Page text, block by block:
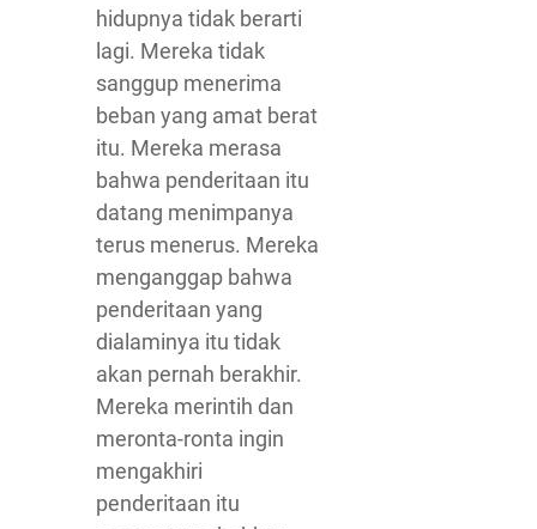
hidupnya tidak berarti
lagi. Mereka tidak
sanggup menerima
beban yang amat berat
itu. Mereka merasa
bahwa penderitaan itu
datang menimpanya
terus menerus. Mereka
menganggap bahwa
penderitaan yang
dialaminya itu tidak
akan pernah berakhir.
Mereka merintih dan
meronta-ronta ingin
mengakhiri
penderitaan itu